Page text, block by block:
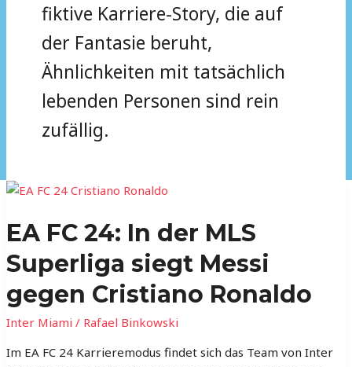
fiktive Karriere-Story, die auf
der Fantasie beruht,
Ähnlichkeiten mit tatsächlich
lebenden Personen sind rein
zufällig.
EA FC 24: In der MLS
Superliga siegt Messi
gegen Cristiano Ronaldo
Inter Miami / Rafael Binkowski
Im EA FC 24 Karrieremodus findet sich das Team von Inter
EA
24:
der
MLS
Superliga
siegt
Messi